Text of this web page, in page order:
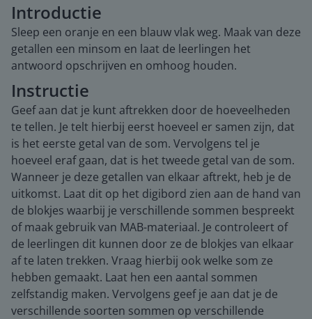
Introductie
Sleep een oranje en een blauw vlak weg. Maak van deze
getallen een minsom en laat de leerlingen het
antwoord opschrijven en omhoog houden.
Instructie
Geef aan dat je kunt aftrekken door de hoeveelheden
te tellen. Je telt hierbij eerst hoeveel er samen zijn, dat
is het eerste getal van de som. Vervolgens tel je
hoeveel eraf gaan, dat is het tweede getal van de som.
Wanneer je deze getallen van elkaar aftrekt, heb je de
uitkomst. Laat dit op het digibord zien aan de hand van
de blokjes waarbij je verschillende sommen bespreekt
of maak gebruik van MAB-materiaal. Je controleert of
de leerlingen dit kunnen door ze de blokjes van elkaar
af te laten trekken. Vraag hierbij ook welke som ze
hebben gemaakt. Laat hen een aantal sommen
zelfstandig maken. Vervolgens geef je aan dat je de
verschillende soorten sommen op verschillende